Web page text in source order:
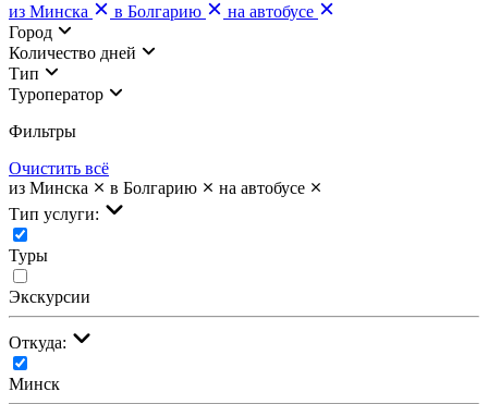
из Минска
в Болгарию
на автобусе
Город
Количество дней
Тип
Туроператор
Фильтры
Очистить всё
из Минска
в Болгарию
на автобусе
Тип услуги:
Туры
Экскурсии
Откуда:
Минск